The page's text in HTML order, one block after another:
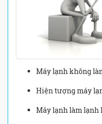
Máy lạnh không
Hiện tượng máy
Máy lạnh làm lạnh